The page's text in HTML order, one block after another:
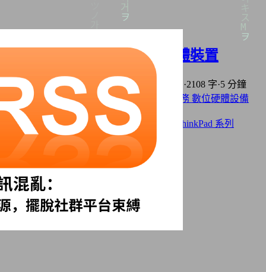
軟體使用原則及我使用的硬體裝置
2025年10月08日 上次編輯: 2026年05月08日 ·2108 字·5 分鐘
分類:
資訊科技Selfhost 自架服務 軟體與服務 數位硬體設備
Home Lab
標籤: 自由及開放原始碼 開源軟體與服務 ThinkPad 系列